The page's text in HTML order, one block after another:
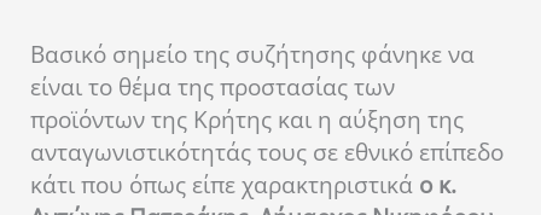
Βασικό σημείο της συζήτησης φάνηκε να
είναι το θέμα της προστασίας των
προϊόντων της Κρήτης και η αύξηση της
ανταγωνιστικότητάς τους σε εθνικό επίπεδο
κάτι που όπως είπε χαρακτηριστικά ο κ.